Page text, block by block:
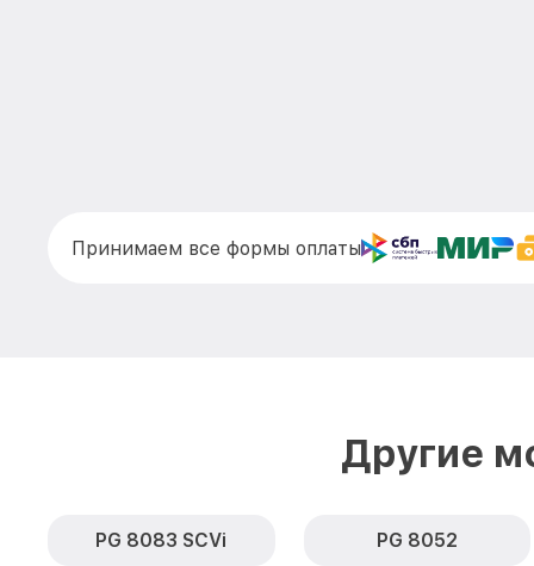
Принимаем все формы оплаты
Другие
PG 8083 SCVi PG 8052